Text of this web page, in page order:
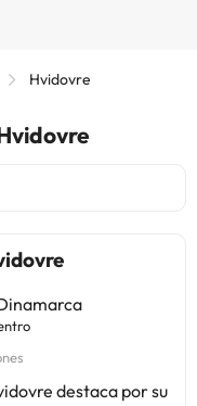
Hvidovre
destaca por su